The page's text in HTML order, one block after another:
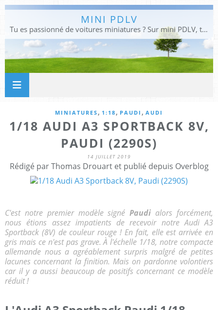
MINI PDLV
Tu es passionné de voitures miniatures ? Sur mini PDLV, tu trouveras les meilleurs bons plans pour acheter des voitures au 1:43, 1:18 ou 1:24. Tu pourras aussi découvrir des modèles de collection sous tous leurs angles. Pour ne rien louper de l'actualité des voitures miniatures, rejoins-nous !
MINIATURES , 1:18 , PAUDI , AUDI
1/18 AUDI A3 SPORTBACK 8V,
PAUDI (2290S)
14 JUILLET 2019
Rédigé par Thomas Drouart et publié depuis Overblog
C'est notre premier modèle signéPaudi alors forcément,
nous étions assez impatients de recevoir notre Audi A3
Sportback (8V) de couleur rouge ! En fait, elle est arrivée en
gris mais ce n'est pas grave. À l'échelle 1/18, notre compacte
allemande nous a agréablement surpris malgré de petites
lacunes concernant la finition. Mais on pardonne volontiers
car il y a aussi beaucoup de positifs concernant ce modèle
réduit !